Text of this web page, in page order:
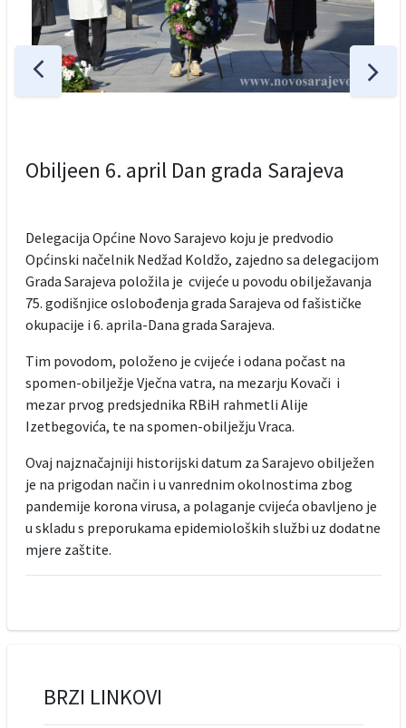
Obiljeen 6. april Dan grada Sarajeva
Delegacija Općine Novo Sarajevo koju je predvodio
Općinski načelnik Nedžad Koldžo, zajedno sa delegacijom
Grada Sarajeva položila je cvijeće u povodu obilježavanja
75. godišnjice oslobođenja grada Sarajeva od fašističke
okupacije i 6. aprila-Dana grada Sarajeva.
Tim povodom, položeno je cvijeće i odana počast na
spomen-obilježje Vječna vatra, na mezarju Kovači i
mezar prvog predsjednika RBiH rahmetli Alije
Izetbegovića, te na spomen-obilježju Vraca.
Ovaj najznačajniji historijski datum za Sarajevo obilježen
je na prigodan način i u vanrednim okolnostima zbog
pandemije korona virusa, a polaganje cvijeća obavljeno je
u skladu s preporukama epidemioloških službi uz dodatne
mjere zaštite.
BRZI LINKOVI